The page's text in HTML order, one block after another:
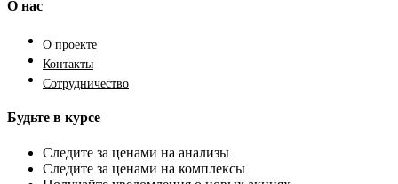
О нас
О проекте
Контакты
Сотрудничество
Будьте в курсе
Следите за ценами на анализы
Следите за ценами на комплексы